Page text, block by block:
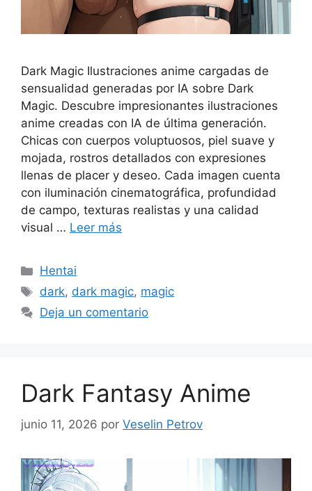
Dark Magic Ilustraciones anime cargadas de
sensualidad generadas por IA sobre Dark
Magic. Descubre impresionantes ilustraciones
anime creadas con IA de última generación.
Chicas con cuerpos voluptuosos, piel suave y
mojada, rostros detallados con expresiones
llenas de placer y deseo. Cada imagen cuenta
con iluminación cinematográfica, profundidad
de campo, texturas realistas y una calidad
visual … Leer más
Categorías
Hentai
Etiquetas
dark, dark magic, magic
Deja un comentario
Dark Fantasy Anime
junio 11, 2026 por Veselin Petrov